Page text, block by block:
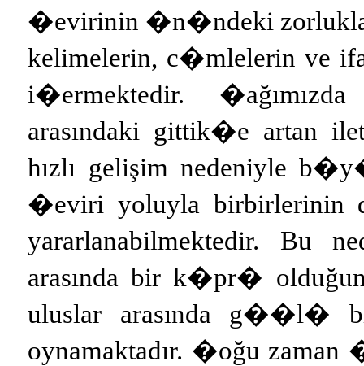
�evirinin �n�ndeki
kelimelerin, c�mlelerin ve
i�ermektedir.
arasındaki gittik�e artan
hızlı gelişim nedeniyle
�eviri yoluyla birbirlerinin
yararlanabilmektedir. Bu
arasında bir k�pr�
uluslar arasında g��l�
oynamaktadır. �oğu zaman